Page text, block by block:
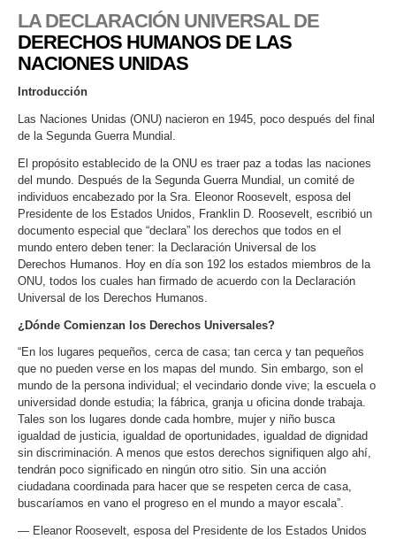
LA DECLARACIÓN UNIVERSAL DE
DERECHOS HUMANOS DE LAS
NACIONES UNIDAS
Introducción
Las Naciones Unidas (ONU) nacieron en 1945, poco después del final
de la Segunda Guerra Mundial.
El propósito establecido de la ONU es traer paz a todas las naciones
del mundo. Después de la Segunda Guerra Mundial, un comité de
individuos encabezado por la Sra. Eleonor Roosevelt, esposa del
Presidente de los Estados Unidos, Franklin D. Roosevelt, escribió un
documento especial que “declara” los derechos que todos en el
mundo entero deben tener: la Declaración Universal de los
Derechos Humanos. Hoy en día son 192 los estados miembros de la
ONU, todos los cuales han firmado de acuerdo con la Declaración
Universal de los Derechos Humanos.
¿Dónde Comienzan los Derechos Universales?
“En los lugares pequeños, cerca de casa; tan cerca y tan pequeños
que no pueden verse en los mapas del mundo. Sin embargo, son el
mundo de la persona individual; el vecindario donde vive; la escuela o
universidad donde estudia; la fábrica, granja u oficina donde trabaja.
Tales son los lugares donde cada hombre, mujer y niño busca
igualdad de justicia, igualdad de oportunidades, igualdad de dignidad
sin discriminación. A menos que estos derechos signifiquen algo ahí,
tendrán poco significado en ningún otro sitio. Sin una acción
ciudadana coordinada para hacer que se respeten cerca de casa,
buscaríamos en vano el progreso en el mundo a mayor escala”.
— Eleanor Roosevelt, esposa del Presidente de los Estados Unidos